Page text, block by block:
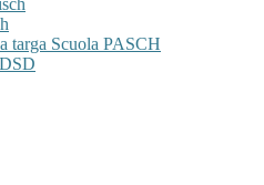
targa Scuola PASCH